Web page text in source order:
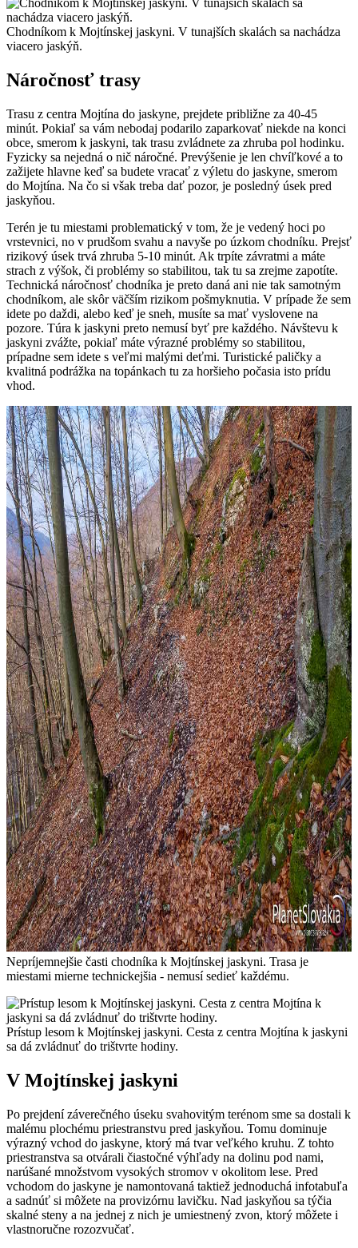
Chodníkom k Mojtínskej jaskyni. V tunajších skalách sa nachádza
viacero jaskýň.
Náročnosť trasy
Trasu z centra Mojtína do jaskyne, prejdete približne za 40-45
minút. Pokiaľ sa vám nebodaj podarilo zaparkovať niekde na konci
obce, smerom k jaskyni, tak trasu zvládnete za zhruba pol hodinku.
Fyzicky sa nejedná o nič náročné. Prevýšenie je len chvíľkové a to
zažijete hlavne keď sa budete vracať z výletu do jaskyne, smerom
do Mojtína. Na čo si však treba dať pozor, je posledný úsek pred
jaskyňou.
Terén je tu miestami problematický v tom, že je vedený hoci po
vrstevnici, no v prudšom svahu a navyše po úzkom chodníku. Prejsť
rizikový úsek trvá zhruba 5-10 minút. Ak trpíte závratmi a máte
strach z výšok, či problémy so stabilitou, tak tu sa zrejme zapotíte.
Technická náročnosť chodníka je preto daná ani nie tak samotným
chodníkom, ale skôr väčším rizikom pošmyknutia. V prípade že sem
idete po daždi, alebo keď je sneh, musíte sa mať vyslovene na
pozore. Túra k jaskyni preto nemusí byť pre každého. Návštevu k
jaskyni zvážte, pokiaľ máte výrazné problémy so stabilitou,
prípadne sem idete s veľmi malými deťmi. Turistické paličky a
kvalitná podrážka na topánkach tu za horšieho počasia isto prídu
vhod.
Nepríjemnejšie časti chodníka k Mojtínskej jaskyni. Trasa je
miestami mierne technickejšia - nemusí sedieť každému.
Prístup lesom k Mojtínskej jaskyni. Cesta z centra Mojtína k jaskyni
sa dá zvládnuť do trištvrte hodiny.
V Mojtínskej jaskyni
Po prejdení záverečného úseku svahovitým terénom sme sa dostali k
malému plochému priestranstvu pred jaskyňou. Tomu dominuje
výrazný vchod do jaskyne, ktorý má tvar veľkého kruhu. Z tohto
priestranstva sa otvárali čiastočné výhľady na dolinu pod nami,
narúšané množstvom vysokých stromov v okolitom lese. Pred
vchodom do jaskyne je namontovaná taktiež jednoduchá infotabuľa
a sadnúť si môžete na provizórnu lavičku. Nad jaskyňou sa týčia
skalné steny a na jednej z nich je umiestnený zvon, ktorý môžete i
vlastnoručne rozozvučať.